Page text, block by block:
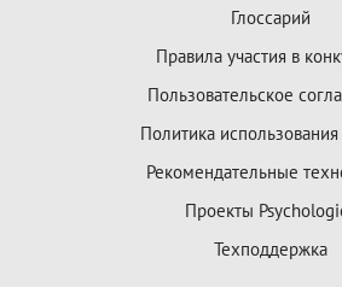
Глоссарий
Правила участия в
Пользовательское
Политика
Рекомендательные
Проекты
Техподдержка